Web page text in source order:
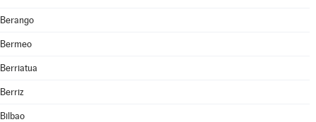
Berango
Bermeo
Berriatua
Berriz
Bilbao